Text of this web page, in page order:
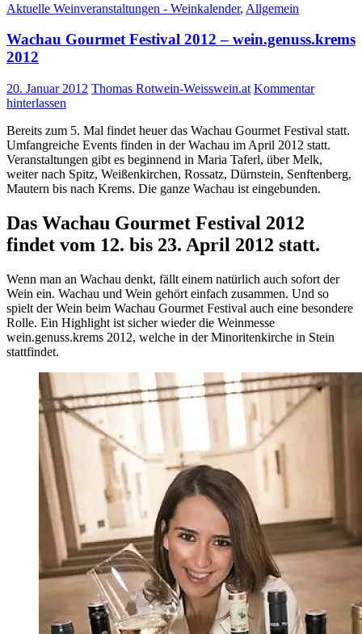
Aktuelle Weinveranstaltungen - Weinkalender, Allgemein
Wachau Gourmet Festival 2012 – wein.genuss.krems
2012
20. Januar 2012 Thomas Rotwein-Weisswein.at Kommentar
hinterlassen
Bereits zum 5. Mal findet heuer das Wachau Gourmet Festival statt.
Umfangreiche Events finden in der Wachau im April 2012 statt.
Veranstaltungen gibt es beginnend in Maria Taferl, über Melk,
weiter nach Spitz, Weißenkirchen, Rossatz, Dürnstein, Senftenberg,
Mautern bis nach Krems. Die ganze Wachau ist eingebunden.
Das Wachau Gourmet Festival 2012
findet vom 12. bis 23. April 2012 statt.
Wenn man an Wachau denkt, fällt einem natürlich auch sofort der
Wein ein. Wachau und Wein gehört einfach zusammen. Und so
spielt der Wein beim Wachau Gourmet Festival auch eine besondere
Rolle. Ein Highlight ist sicher wieder die Weinmesse
wein.genuss.krems 2012, welche in der Minoritenkirche in Stein
stattfindet.